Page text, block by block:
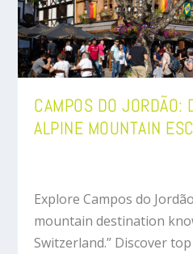
CAMPOS DO JORDÃO:
ALPINE MOUNTAIN
Explore Campos do
mountain destination
Switzerland.” Discover